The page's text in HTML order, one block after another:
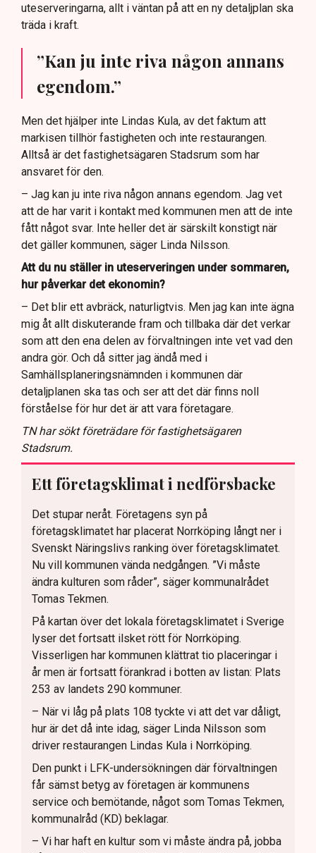
uteserveringarna, allt i väntan på att en ny detaljplan ska
träda i kraft.
”Kan ju inte riva någon annans
egendom.”
Men det hjälper inte Lindas Kula, av det faktum att
markisen tillhör fastigheten och inte restaurangen.
Alltså är det fastighetsägaren Stadsrum som har
ansvaret för den.
– Jag kan ju inte riva någon annans egendom. Jag vet
att de har varit i kontakt med kommunen men att de inte
fått något svar. Inte heller det är särskilt konstigt när
det gäller kommunen, säger Linda Nilsson.
Att du nu ställer in uteserveringen under sommaren,
hur påverkar det ekonomin?
– Det blir ett avbräck, naturligtvis. Men jag kan inte ägna
mig åt allt diskuterande fram och tillbaka där det verkar
som att den ena delen av förvaltningen inte vet vad den
andra gör. Och då sitter jag ändå med i
Samhällsplaneringsnämnden i kommunen där
detaljplanen ska tas och ser att det där finns noll
förståelse för hur det är att vara företagare.
TN har sökt företrädare för fastighetsägaren
Stadsrum.
Ett företagsklimat i nedförsbacke
Det stupar neråt. Företagens syn på
företagsklimatet har placerat Norrköping långt ner i
Svenskt Näringslivs ranking över företagsklimatet.
Nu vill kommunen vända nedgången. ”Vi måste
ändra kulturen som råder”, säger kommunalrådet
Tomas Tekmen.
På kartan över det lokala företagsklimatet i Sverige
lyser det fortsatt ilsket rött för Norrköping.
Visserligen har kommunen klättrat tio placeringar i
år men är fortsatt förankrad i botten av listan: Plats
253 av landets 290 kommuner.
– När vi låg på plats 108 tyckte vi att det var dåligt,
hur är det då inte idag, säger Linda Nilsson som
driver restaurangen Lindas Kula i Norrköping.
Den punkt i LFK-undersökningen där förvaltningen
får sämst betyg av företagen är kommunens
service och bemötande, något som Tomas Tekmen,
kommunalråd (KD) beklagar.
– Vi har haft en kultur som vi måste ändra på, jobba